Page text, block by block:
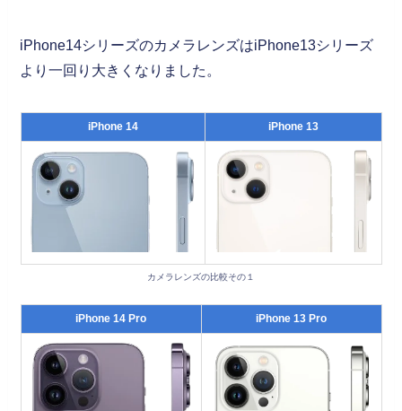
iPhone14シリーズのカメラレンズはiPhone13シリーズ
より一回り大きくなりました。
iPhone 14 iPhone 13
カメラレンズの比較その１
iPhone 14 Pro iPhone 13 Pro